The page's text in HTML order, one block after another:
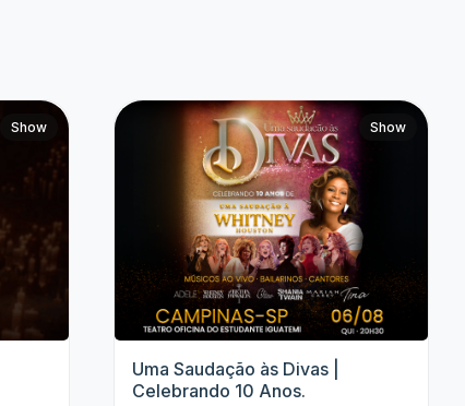
Anavitória